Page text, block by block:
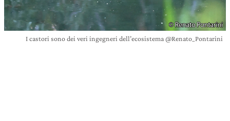
I castori sono dei veri ingegneri dell’ecosistema @Renato_Pontarini